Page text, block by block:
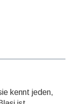
kennt jeden,